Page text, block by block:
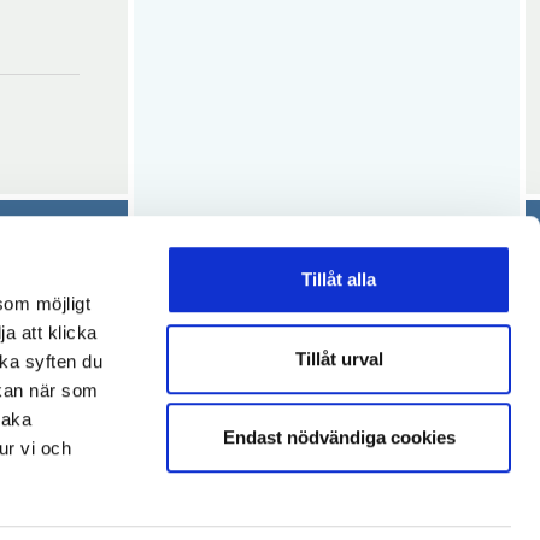
möjligt
att klicka
syften du
när som
vi och
Tillåt alla
Tillåt urval
Endast nödvändiga cookies